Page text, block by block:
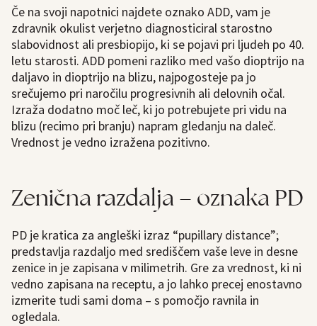
Če na svoji napotnici najdete oznako ADD, vam je
zdravnik okulist verjetno diagnosticiral starostno
slabovidnost ali presbiopijo, ki se pojavi pri ljudeh po 40.
letu starosti. ADD pomeni razliko med vašo dioptrijo na
daljavo in dioptrijo na blizu, najpogosteje pa jo
srečujemo pri naročilu progresivnih ali delovnih očal.
Izraža dodatno moč leč, ki jo potrebujete pri vidu na
blizu (recimo pri branju) napram gledanju na daleč.
Vrednost je vedno izražena pozitivno.
Zenična razdalja – oznaka PD
PD je kratica za angleški izraz “pupillary distance”;
predstavlja razdaljo med središčem vaše leve in desne
zenice in je zapisana v milimetrih. Gre za vrednost, ki ni
vedno zapisana na receptu, a jo lahko precej enostavno
izmerite tudi sami doma – s pomočjo ravnila in
ogledala.